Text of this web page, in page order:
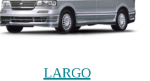
LARGO